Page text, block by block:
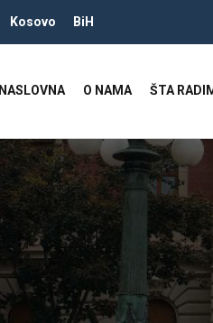
Kosovo BiH
NASLOVNA O NAMA ŠTA